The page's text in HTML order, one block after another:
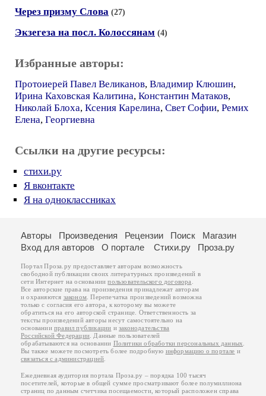
Через призму Слова (27)
Экзегеза на посл. Колоссянам (4)
Избранные авторы:
Протоиерей Павел Великанов, Владимир Клюшин,
Ирина Каховская Калитина, Константин Матаков,
Николай Блоха, Ксения Карелина, Свет Софии, Ремих
Елена, Георгиевна
Ссылки на другие ресурсы:
стихи.ру
Я вконтакте
Я на одноклассниках
Авторы Произведения Рецензии Поиск
Магазин
Вход для авторов
О портале Стихи.ру Проза.ру
Портал Проза.ру предоставляет авторам возможность
свободной публикации своих литературных произведений в
сети Интернет на основаниипользовательского договора
Все авторские права на произведения принадлежат авторам
и охраняются законом . Перепечатка произведений возможна
только с согласия его автора, к которому вы можете
обратиться на его авторской странице. Ответственность за
тексты произведений авторы несут самостоятельно на
основанииправил публикации изаконодательства
Российской Федерации . Данные пользователей
обрабатываются на основании Политики обработки персональных данных
Вы также можете посмотреть более подробную информацию о портале и
связаться с администрацией
Ежедневная аудитория портала Проза.ру – порядка 100 тысяч
посетителей, которые в общей сумме просматривают более полумиллиона
страниц по данным счетчика посещаемости, который расположен справа